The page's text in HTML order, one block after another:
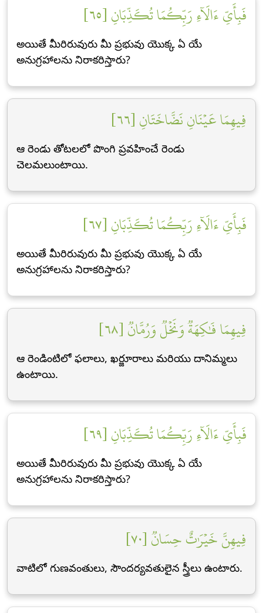
فَبِأَيِّ ءَالَآءِ رَبِّكُمَا تُكَذِّبَانِ [٦٥]
అయితే మీరిరువురు మీ ప్రభువు యొక్క ఏ యే
అనుగ్రహాలను నిరాకరిస్తారు?
فِيهِمَا عَيۡنَانِ نَضَّاخَتَانِ [٦٦]
ఆ రెండు తోటలలో పొంగి ప్రవహించే రెండు
చెలమలుంటాయి.
فَبِأَيِّ ءَالَآءِ رَبِّكُمَا تُكَذِّبَانِ [٦٧]
అయితే మీరిరువురు మీ ప్రభువు యొక్క ఏ యే
అనుగ్రహాలను నిరాకరిస్తారు?
فِيهِمَا فَٰكِهَةٞ وَنَخۡلٞ وَرُمَّانٞ [٦٨]
ఆ రెండింటిలో ఫలాలు, ఖర్జూరాలు మరియు దానిమ్మలు
ఉంటాయి.
فَبِأَيِّ ءَالَآءِ رَبِّكُمَا تُكَذِّبَانِ [٦٩]
అయితే మీరిరువురు మీ ప్రభువు యొక్క ఏ యే
అనుగ్రహాలను నిరాకరిస్తారు?
فِيهِنَّ خَيۡرَٰتٌ حِسَانٞ [٧٠]
వాటిలో గుణవంతులు, సౌందర్యవతులైన స్త్రీలు ఉంటారు.